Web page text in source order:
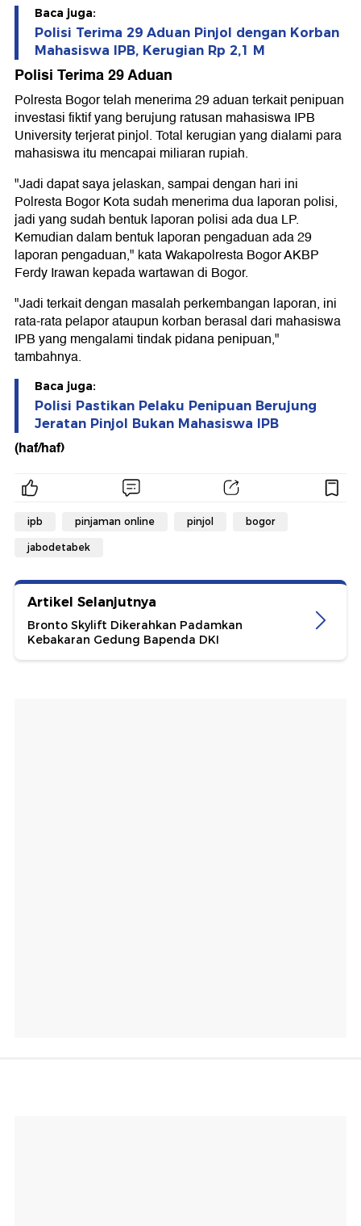
Baca juga:
Polisi Terima 29 Aduan Pinjol dengan Korban
Mahasiswa IPB, Kerugian Rp 2,1 M
Polisi Terima 29 Aduan
Polresta Bogor telah menerima 29 aduan terkait penipuan
investasi fiktif yang berujung ratusan mahasiswa IPB
University terjerat pinjol. Total kerugian yang dialami para
mahasiswa itu mencapai miliaran rupiah.
"Jadi dapat saya jelaskan, sampai dengan hari ini
Polresta Bogor Kota sudah menerima dua laporan polisi,
jadi yang sudah bentuk laporan polisi ada dua LP.
Kemudian dalam bentuk laporan pengaduan ada 29
laporan pengaduan," kata Wakapolresta Bogor AKBP
Ferdy Irawan kepada wartawan di Bogor.
"Jadi terkait dengan masalah perkembangan laporan, ini
rata-rata pelapor ataupun korban berasal dari mahasiswa
IPB yang mengalami tindak pidana penipuan,"
tambahnya.
Baca juga:
Polisi Pastikan Pelaku Penipuan Berujung
Jeratan Pinjol Bukan Mahasiswa IPB
(haf/haf)
ipb pinjaman online pinjol bogor
jabodetabek
Artikel Selanjutnya
Bronto Skylift Dikerahkan Padamkan
Kebakaran Gedung Bapenda DKI